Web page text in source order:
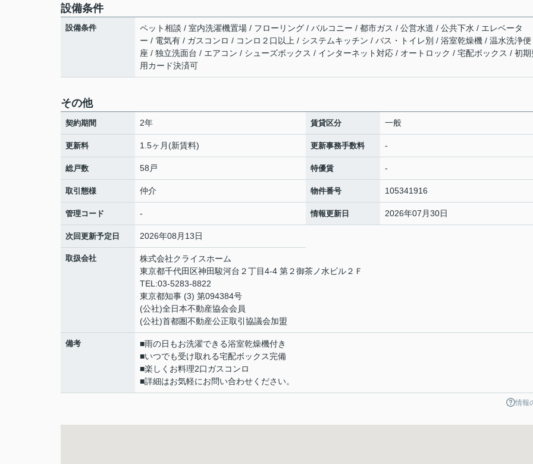
設備条件
設備条件
ペット相談 / 室内洗濯機置場 / フローリング / バルコニー / 都市ガス / 公営水道 / 公共下水 / エレベータ
ー / 電気有 / ガスコンロ / コンロ２口以上 / システムキッチン / バス・トイレ別 / 浴室乾燥機 / 温水洗浄便
座 / 独立洗面台 / エアコン / シューズボックス / インターネット対応 / オートロック / 宅配ボックス / 初期
用カード決済可
その他
契約期間 2年 賃貸区分 一般
更新料 1.5ヶ月(新賃料) 更新事務手数料 -
総戸数 58戸 特優賃 -
取引態様 仲介 物件番号 105341916
管理コード - 情報更新日 2026年07月30日
次回更新予定日 2026年08月13日
取扱会社
株式会社クライスホーム
東京都千代田区神田駿河台２丁目4-4 第２御茶ノ水ビル２Ｆ
TEL:03-5283-8822
東京都知事 (3) 第094384号
(公社)全日本不動産協会会員
(公社)首都圏不動産公正取引協議会加盟
備考
■雨の日もお洗濯できる浴室乾燥機付き
■いつでも受け取れる宅配ボックス完備
■楽しくお料理2口ガスコンロ
■詳細はお気軽にお問い合わせください。
情報